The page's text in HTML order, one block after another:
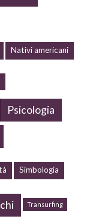
Nativi americani
Psicologia
Simbologia
Transurfing